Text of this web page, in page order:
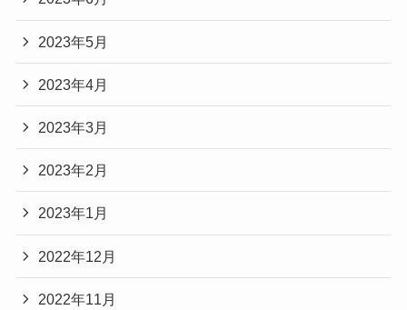
2023年5月
2023年4月
2023年3月
2023年2月
2023年1月
2022年12月
2022年11月